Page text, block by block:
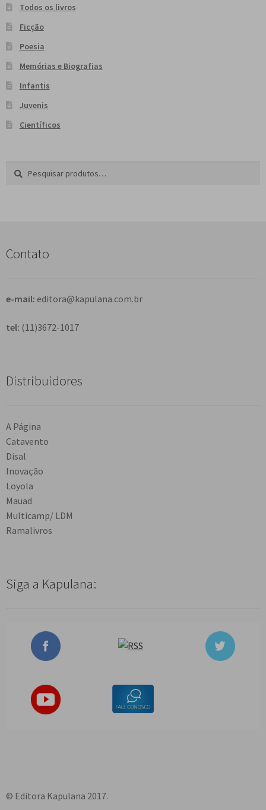
Todos os livros
Ficção
Poesia
Memórias e Biografias
Infantis
Juvenis
Científicos
Pesquisar
a
Contato
e-mail: editora@kapulana.com.br
tel: (11)3672-1017
Distribuidores
A Página
Catavento
Disal
Inovação
Loyola
Mauad
Multicamp/ LDM
Ramalivros
Siga a Kapulana:
© Editora Kapulana 2017.